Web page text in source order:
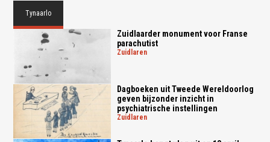
Tynaarlo
Zuidlaarder monument voor Franse
parachutist
zuidlaren
Dagboeken uit Tweede Wereldoorlog
geven bijzonder inzicht in
psychiatrische instellingen
zuidlaren